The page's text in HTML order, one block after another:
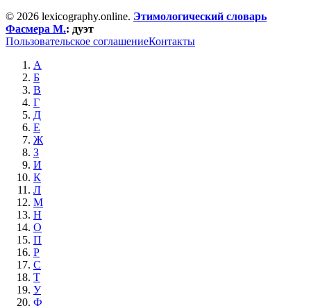
© 2026 lexicography.online. Этимологический словарь
Фасмера М.: дуэт
Пользовательское соглашениеКонтакты
А
Б
В
Г
Д
Е
Ж
З
И
К
Л
М
Н
О
П
Р
С
Т
У
Ф